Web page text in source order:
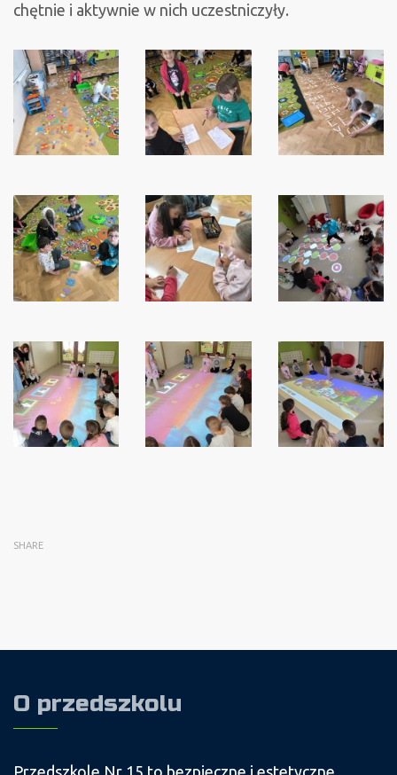
chętnie i aktywnie w nich uczestniczyły.
SHARE
O przedszkolu
Przedszkole Nr 15 to bezpieczne i estetyczne